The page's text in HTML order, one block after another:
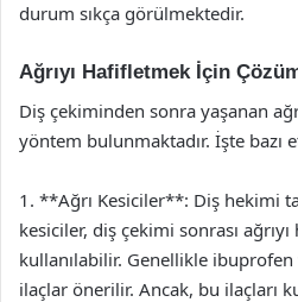
durum sıkça görülmektedir.
Ağrıyı Hafifletmek İçin
Diş çekiminden sonra yaşanan
yöntem bulunmaktadır. İşte bazı
1. **Ağrı Kesiciler**: Diş hekimi
kesiciler, diş çekimi sonrası
kullanılabilir. Genellikle
ilaçlar önerilir. Ancak, bu ilaçları